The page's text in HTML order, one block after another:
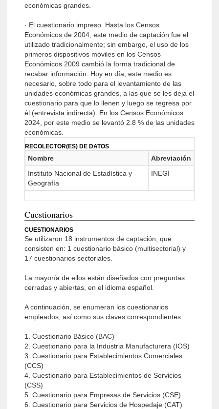
económicas grandes.
· El cuestionario impreso. Hasta los Censos
Económicos de 2004, este medio de captación fue el
utilizado tradicionalmente; sin embargo, el uso de los
primeros dispositivos móviles en los Censos
Económicos 2009 cambió la forma tradicional de
recabar información. Hoy en día, este medio es
necesario, sobre todo para el levantamiento de las
unidades económicas grandes, a las que se les deja el
cuestionario para que lo llenen y luego se regresa por
él (entrevista indirecta). En los Censos Económicos
2024, por este medio se levantó 2.8 % de las unidades
económicas.
RECOLECTOR(ES) DE DATOS
Nombre
Abreviación
Instituto Nacional de Estadística y
Geografía
INEGI
Cuestionarios
CUESTIONARIOS
Se utilizaron 18 instrumentos de captación, que
consisten en: 1 cuestionario básico (multisectorial) y
17 cuestionarios sectoriales.
La mayoría de ellos están diseñados con preguntas
cerradas y abiertas, en el idioma español.
A continuación, se enumeran los cuestionarios
empleados, así como sus claves correspondientes:
1. Cuestionario Básico (BAC)
2. Cuestionario para la Industria Manufacturera (IOS)
3. Cuestionario para Establecimientos Comerciales
(CCS)
4. Cuestionario para Establecimientos de Servicios
(CSS)
5. Cuestionario para Empresas de Servicios (CSE)
6. Cuestionario para Servicios de Hospedaje (CAT)